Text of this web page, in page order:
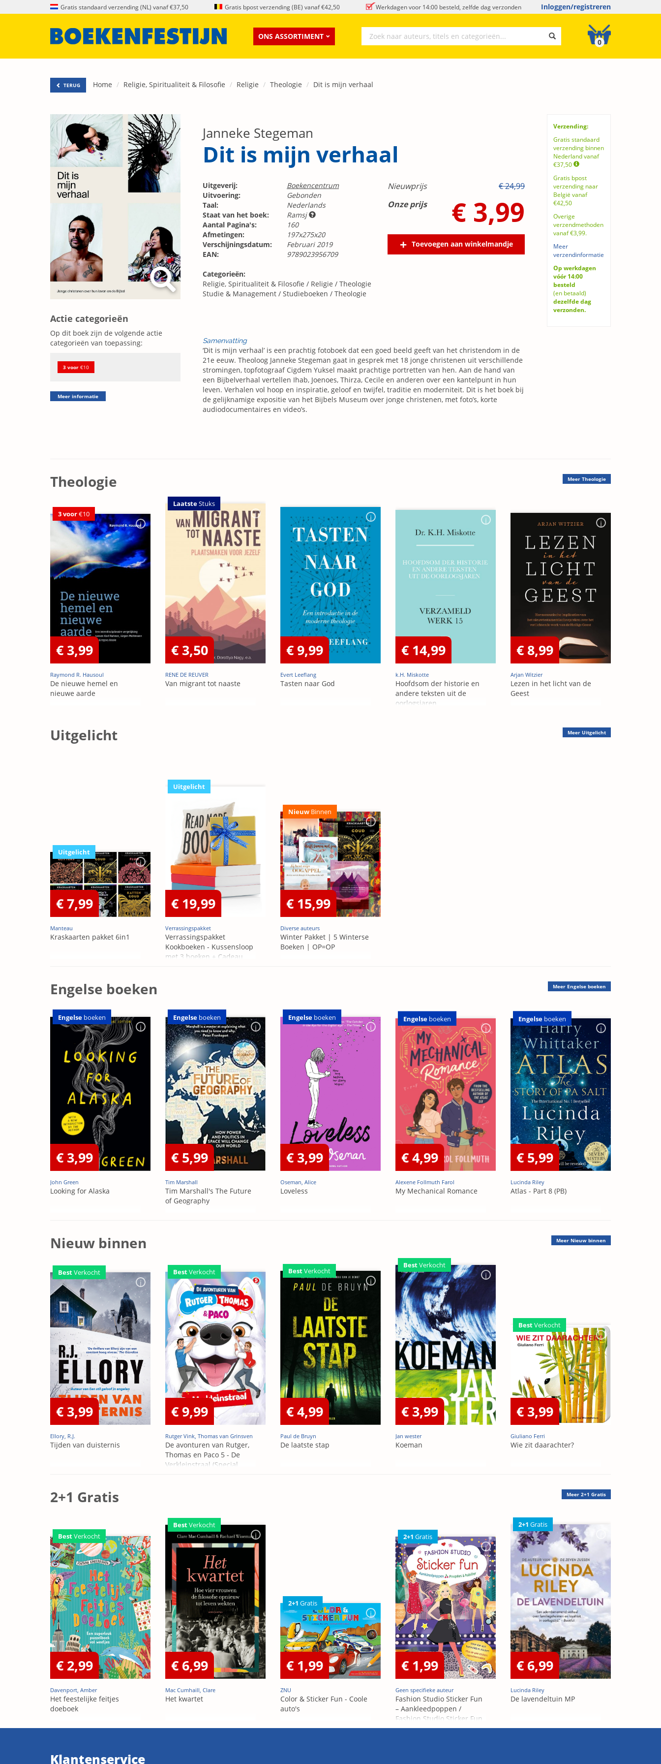
Gratis standaard verzending (NL) vanaf €37,50 Gratis bpost verzending (BE) vanaf €42,50 Werkdagen voor 14:00 besteld, zelfde dag verzonden Inloggen/registreren
ONS ASSORTIMENT
0
TERUG Home Religie, Spiritualiteit & Filosofie Religie Theologie Dit is mijn verhaal
Actie categorieën
Op dit boek zijn de volgende actie
categorieën van toepassing:
3 voor €10
Meer informatie
Verzending:
Gratis standaard
verzending binnen
Nederland vanaf
€37,50
Gratis bpost
verzending naar
België vanaf
€42,50
Overige
verzendmethoden
vanaf €3,99.
Meer
verzendinformatie
Op werkdagen
vóór 14:00
besteld
(en betaald)
dezelfde dag
verzonden.
Janneke Stegeman
Dit is mijn verhaal
Uitgeverij:
Boekencentrum
Uitvoering:
Gebonden
Taal:
Nederlands
Staat van het boek:
Ramsj
Aantal Pagina's:
160
Afmetingen:
197x275x20
Verschijningsdatum:
Februari 2019
EAN:
9789023956709
Nieuwprijs
€ 24,99
Onze prijs
€ 3,99
Toevoegen aan winkelmandje
Categorieën:
Religie, Spiritualiteit & Filosofie / Religie / Theologie
Studie & Management / Studieboeken / Theologie
Samenvatting
‘Dit is mijn verhaal’ is een prachtig fotoboek dat een goed beeld geeft van het christendom in de
21e eeuw. Theoloog Janneke Stegeman gaat in gesprek met 18 jonge christenen uit verschillende
stromingen, topfotograaf Cigdem Yuksel maakt prachtige portretten van hen. Aan de hand van
een Bijbelverhaal vertellen Ihab, Joenoes, Thirza, Cecile en anderen over een kantelpunt in hun
leven. Verhalen vol hoop en inspiratie, geloof en twijfel, traditie en moderniteit. Dit is het boek bij
de gelijknamige expositie van het Bijbels Museum over jonge christenen, met foto’s, korte
audiodocumentaires en video’s.
Theologie Meer Theologie
3 voor€10
€ 3,99
Raymond R. Hausoul
De nieuwe hemel en
nieuwe aarde
LaatsteStuks
€ 3,50
RENE DE REUVER
Van migrant tot naaste
€ 9,99
Evert Leeflang
Tasten naar God
€ 14,99
k.H. Miskotte
Hoofdsom der historie en
andere teksten uit de
oorlogsjaren
€ 8,99
Arjan Witzier
Lezen in het licht van de
Geest
Uitgelicht Meer Uitgelicht
Uitgelicht
€ 7,99
Manteau
Kraskaarten pakket 6in1
Uitgelicht
€ 19,99
Verrassingspakket
Verrassingspakket
Kookboeken - Kussensloop
met 3 boeken + Cadeau
Nieuw Binnen
€ 15,99
Diverse auteurs
Winter Pakket | 5 Winterse
Boeken | OP=OP
Engelse boeken Meer Engelse boeken
Engelse boeken
€ 3,99
John Green
Looking for Alaska
Engelse boeken
€ 5,99
Tim Marshall
Tim Marshall's The Future
of Geography
Engelse boeken
€ 3,99
Oseman, Alice
Loveless
Engelse boeken
€ 4,99
Alexene Follmuth Farol
My Mechanical Romance
Engelse boeken
€ 5,99
Lucinda Riley
Atlas - Part 8 (PB)
Nieuw binnen Meer Nieuw binnen
BestVerkocht
€ 3,99
Ellory, R.J.
Tijden van duisternis
BestVerkocht
€ 9,99
Rutger Vink, Thomas van Grinsven
De avonturen van Rutger,
Thomas en Paco 5 - De
Verkleinstraal (Special
BestVerkocht
€ 4,99
Paul de Bruyn
De laatste stap
BestVerkocht
€ 3,99
Jan wester
Koeman
BestVerkocht
€ 3,99
Giuliano Ferri
Wie zit daarachter?
2+1 Gratis Meer 2+1 Gratis
BestVerkocht
€ 2,99
Davenport, Amber
Het feestelijke feitjes
doeboek
BestVerkocht
€ 6,99
Mac Cumhaill, Clare
Het kwartet
2+1 Gratis
€ 1,99
ZNU
Color & Sticker Fun - Coole
auto's
2+1 Gratis
€ 1,99
Geen specifieke auteur
Fashion Studio Sticker Fun
– Aankleedpoppen /
Fashion Studio Sticker Fun
– Poupées Á habiller
2+1 Gratis
€ 6,99
Lucinda Riley
De lavendeltuin MP
Klantenservice